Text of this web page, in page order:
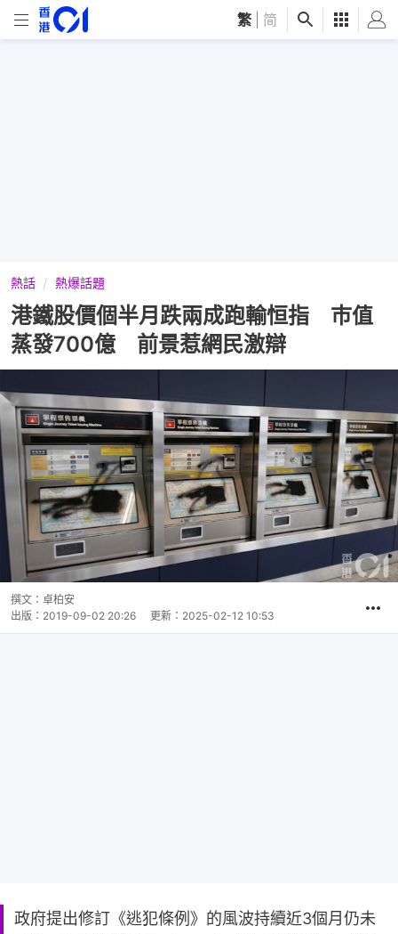
繁 简
熱話 熱爆話題
港鐵股價個半月跌兩成跑輸恒指 巿值
蒸發700億 前景惹網民激辯
撰文： 卓柏安
出版： 2019-09-02 20:26 更新： 2025-02-12 10:53
政府提出修訂《逃犯條例》的風波持續近3個月仍未